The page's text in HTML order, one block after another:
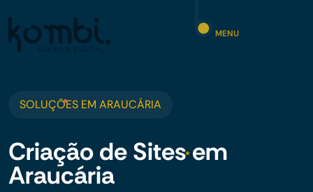
MENU
SOLUÇÕES EM ARAUCÁRIA
Criação de Sites em
Araucária